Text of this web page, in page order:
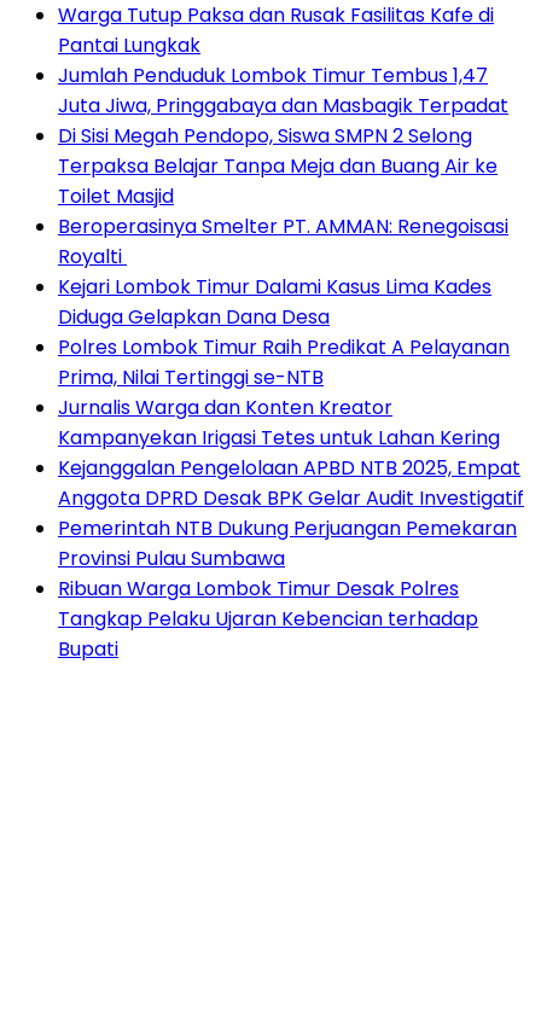
Warga Tutup Paksa dan Rusak Fasilitas Kafe di
Pantai Lungkak
Jumlah Penduduk Lombok Timur Tembus 1,47
Juta Jiwa, Pringgabaya dan Masbagik Terpadat
Di Sisi Megah Pendopo, Siswa SMPN 2 Selong
Terpaksa Belajar Tanpa Meja dan Buang Air ke
Toilet Masjid
Beroperasinya Smelter PT. AMMAN: Renegoisasi
Royalti
Kejari Lombok Timur Dalami Kasus Lima Kades
Diduga Gelapkan Dana Desa
Polres Lombok Timur Raih Predikat A Pelayanan
Prima, Nilai Tertinggi se-NTB
Jurnalis Warga dan Konten Kreator
Kampanyekan Irigasi Tetes untuk Lahan Kering
Kejanggalan Pengelolaan APBD NTB 2025, Empat
Anggota DPRD Desak BPK Gelar Audit Investigatif
Pemerintah NTB Dukung Perjuangan Pemekaran
Provinsi Pulau Sumbawa
Ribuan Warga Lombok Timur Desak Polres
Tangkap Pelaku Ujaran Kebencian terhadap
Bupati